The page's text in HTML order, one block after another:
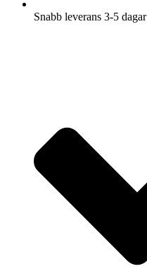
Snabb leverans 3-5 dagar